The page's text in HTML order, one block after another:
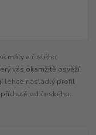
máty a čistého
vás okamžitě osvěží.
lehce nasládlý profil
od českého